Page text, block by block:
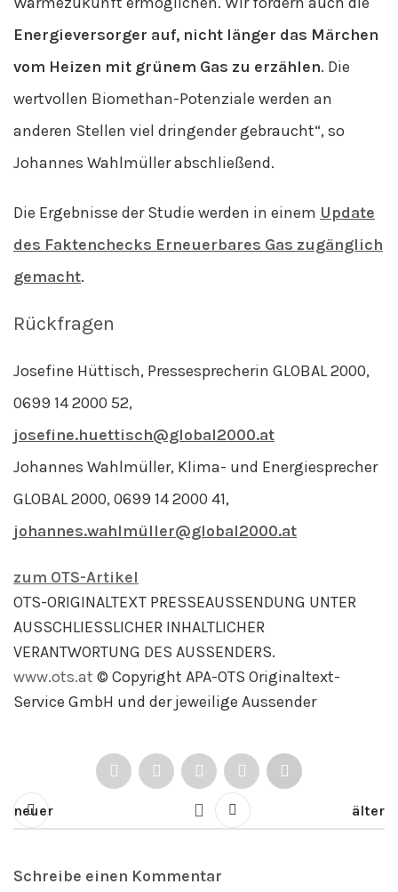
Energieversorger auf, nicht länger das Märchen
vom Heizen mit grünem Gas zu erzählen. Die
wertvollen Biomethan-Potenziale werden an
anderen Stellen viel dringender gebraucht“, so
Johannes Wahlmüller abschließend.
Die Ergebnisse der Studie werden in einem Update
des Faktenchecks Erneuerbares Gas zugänglich
gemacht.
Rückfragen
Josefine Hüttisch, Pressesprecherin GLOBAL 2000,
0699 14 2000 52,
josefine.huettisch@global2000.at
Johannes Wahlmüller, Klima- und Energiesprecher
GLOBAL 2000, 0699 14 2000 41,
johannes.wahlmüller@global2000.at
zum OTS-Artikel
OTS-ORIGINALTEXT PRESSEAUSSENDUNG UNTER
AUSSCHLIESSLICHER INHALTLICHER
VERANTWORTUNG DES AUSSENDERS.
www.ots.at © Copyright APA-OTS Originaltext-
Service GmbH und der jeweilige Aussender
neuer älter
Schreibe einen Kommentar